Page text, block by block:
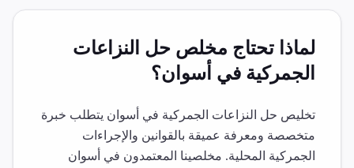
لماذا تحتاج مخلص حل النزاعات
الجمركية في أسوان؟
تخليص حل النزاعات الجمركية في أسوان يتطلب خبرة
متخصصة ومعرفة عميقة بالقوانين والإجراءات
الجمركية المحلية. مخلصينا المعتمدون في أسوان